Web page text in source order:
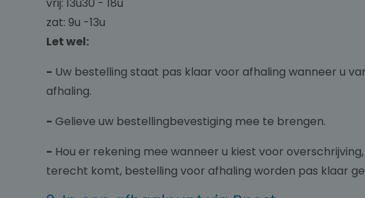
zat: 9u -13u
Let wel:
- Uw bestelling staat pas klaar voor afhaling wanneer u
afhaling.
- Gelieve uw bestellingbevestiging mee te brengen.
- Hou er rekening mee wanneer u kiest voor
terecht komt, bestelling voor afhaling worden pas klaar